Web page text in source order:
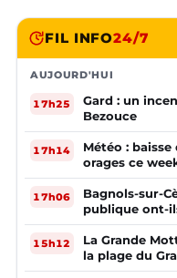
FIL INFO24/7
AUJOURD'HUI
17h25
Gard : un
Bezouce
17h14
Météo :
orages ce
17h06
Bagnols-sur-
publique ont-
la mairie ?
15h12
La Grande
la plage du